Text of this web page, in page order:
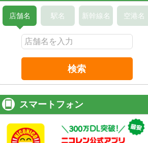
店舗名 駅名 新幹線名 空港名
検索
スマートフォン